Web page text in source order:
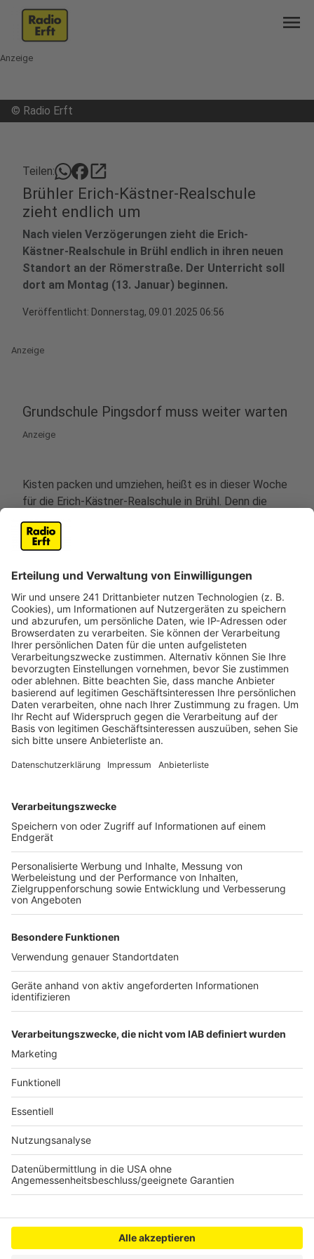
menu
Anzeige
© Radio Erft
Teilen: open_in_new
Brühler Erich-Kästner-Realschule
zieht endlich um
Nach vielen Verzögerungen zieht die Erich-
Kästner-Realschule in Brühl endlich in ihren neuen
Standort an der Römerstraße. Der Unterricht soll
dort am Montag (13. Januar) beginnen.
Veröffentlicht: Donnerstag, 09.01.2025 06:56
Anzeige
Grundschule Pingsdorf muss weiter warten
Anzeige
Kisten packen und umziehen, heißt es in dieser Woche
für die Erich-Kästner-Realschule in Brühl. Denn die
Schule zieht in dieser Woche endlich in ihren Neubau
ein. Laut der Stadt startet der Unterricht dann am
kommenden Montag (13.01.) an der Römerstraße.
Eigentlich sollte der Umzug schon im Sommer
stattfinden, wurde dann aber auf die Herbstferien und
dann weiter auf den Anfang des Jahres verschoben.
Der Grund: einige sicherheitstechnische Einrichtungen
waren nicht rechtzeitig fertig – die Abnahme des
Gebäudes durch die Stadt hat sich dadurch verzögert,
heißt es. Die Verzögerung hat nicht nur Auswirkungen
auf die Realschule, auch die Pingsdorfer Grundschule
ist betroffen. Denn sie soll in das frei werdende
ehemalige RWE-Gebäude einziehen, in dem jetzt in
dieser Woche noch die Schülerinnen und Schüler der
Erich-Kästner Realschule unterrichtet werden. Einen
der Stadt Brühl - aktuell aber noch nicht.
Anzeige
Weitere Themen von Rhein und Erft
Anzeige
Hypnose
Nachwuchsprobleme bei Sternsingern
Mehr Babys im Kreis
Anzeige
Anzeige